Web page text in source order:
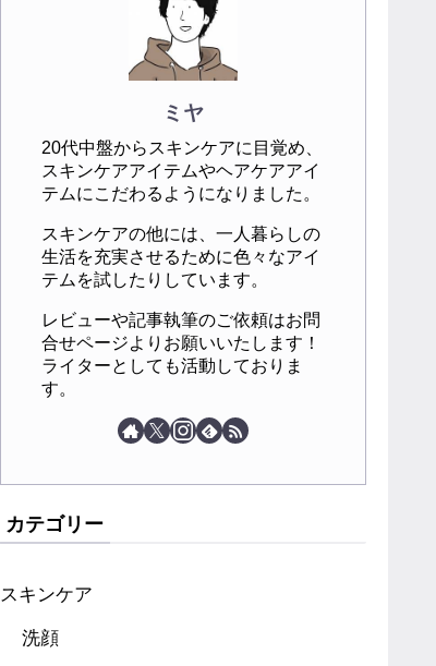
ミヤ
20代中盤からスキンケアに目覚め、
スキンケアアイテムやヘアケアアイ
テムにこだわるようになりました。
スキンケアの他には、一人暮らしの
生活を充実させるために色々なアイ
テムを試したりしています。
レビューや記事執筆のご依頼はお問
合せページよりお願いいたします！
ライターとしても活動しておりま
す。
カテゴリー
スキンケア
洗顔